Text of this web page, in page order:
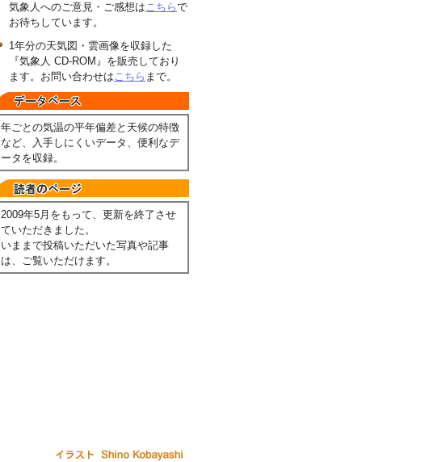
気象人へのご意見・ご感想はこちらで
お待ちしています。
1年分の天気図・雲画像を収録した
『気象人 CD-ROM』を販売しており
ます。お問い合わせはこちら まで。
年ごとの気温の平年偏差と天候の特徴
など、入手しにくいデータ、便利なデ
ータを収録。
2009年5月をもって、更新を終了させ
ていただきました。
いままで投稿いただいた写真や記事
は、ご覧いただけます。